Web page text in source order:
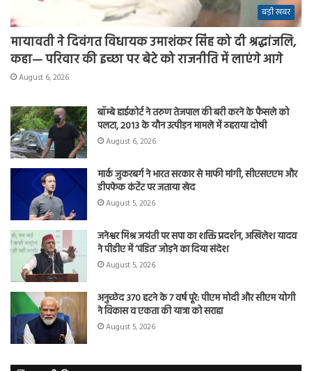
बड़ी खबर
मायावती ने दिवंगत विधायक उमाशंकर सिंह को दी श्रद्धांजलि,
कहा— परिवार की इच्छा पर बेटे को राजनीति में लाएंगे आगे
August 6, 2026
बॉम्बे हाईकोर्ट ने तरुण तेजपाल की बरी करने के फैसले को
पलटा, 2013 के यौन उत्पीड़न मामले में ठहराया दोषी
August 6, 2026
मार्क जुकरबर्ग ने भारत सरकार से माफी मांगी, सीएसएएम और
डीपफेक कंटेंट पर जताया खेद
August 5, 2026
जनेश्वर मिश्र जयंती पर सपा का शक्ति प्रदर्शन, अखिलेश यादव
ने पीडीए में ‘पंडित’ जोड़ने का दिया संदेश
August 5, 2026
अनुच्छेद 370 हटने के 7 वर्ष पूरे: पीएम मोदी और सीएम योगी
ने विकास व एकता की यात्रा को सराहा
August 5, 2026